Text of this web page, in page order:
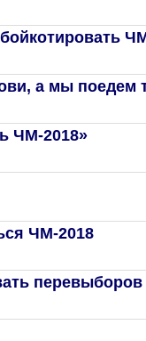
а мы поедем
ЧМ-2018»
ЧМ-2018